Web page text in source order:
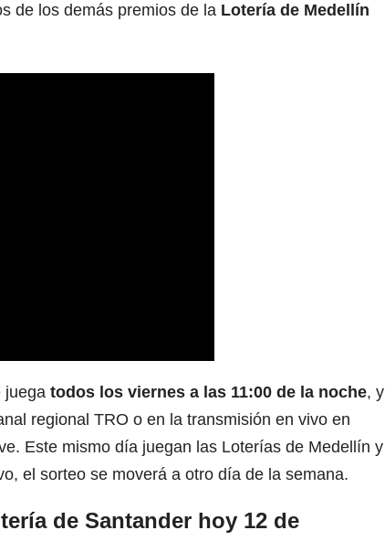
de los demás premios de la Lotería de Medellín
juega todos los viernes a las 11:00 de la noche, y
regional TRO o en la transmisión en vivo en
Este mismo día juegan las Loterías de Medellín y
el sorteo se moverá a otro día de la semana.
de Santander hoy 12 de